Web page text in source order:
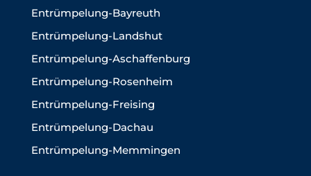
Entrümpelung-Bayreuth
Entrümpelung-Landshut
Entrümpelung-Aschaffenburg
Entrümpelung-Rosenheim
Entrümpelung-Freising
Entrümpelung-Dachau
Entrümpelung-Memmingen